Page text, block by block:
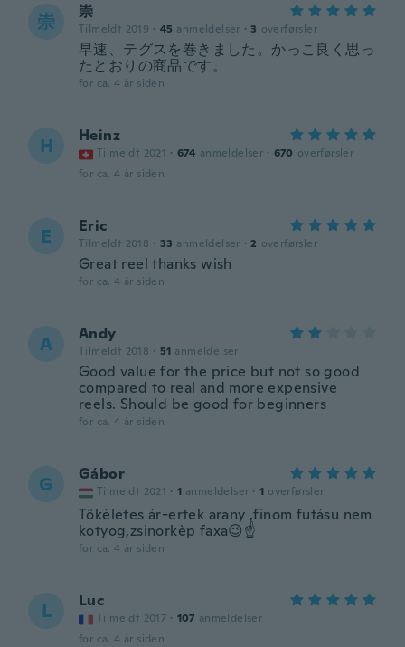
崇 崇
Tilmeldt 2019 · 45 anmeldelser · 3 overførsler
早速、テグスを巻きました。かっこ良く思っ
たとおりの商品です。
for ca. 4 år siden
H Heinz
Tilmeldt 2021 · 674 anmeldelser · 670 overførsler
for ca. 4 år siden
E Eric
Tilmeldt 2018 · 33 anmeldelser · 2 overførsler
Great reel thanks wish
for ca. 4 år siden
A Andy
Tilmeldt 2018 · 51 anmeldelser
Good value for the price but not so good
compared to real and more expensive
reels. Should be good for beginners
for ca. 4 år siden
G Gábor
Tilmeldt 2021 · 1 anmeldelser · 1 overførsler
Tökèletes ár-ertek arany ,finom futásu nem
kotyog,zsinorkèp faxa😉☝️
for ca. 4 år siden
L Luc
Tilmeldt 2017 · 107 anmeldelser
for ca. 4 år siden